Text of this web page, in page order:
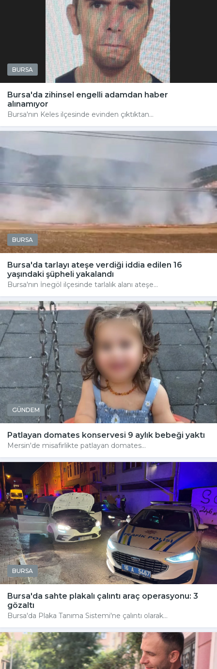
BURSA
Bursa'da zihinsel engelli adamdan haber
alınamıyor
Bursa'nın Keles ilçesinde evinden çıktıktan...
BURSA
Bursa'da tarlayı ateşe verdiği iddia edilen 16
yaşındaki şüpheli yakalandı
Bursa'nın İnegöl ilçesinde tarlalık alanı ateşe...
GÜNDEM
Patlayan domates konservesi 9 aylık bebeği yaktı
Mersin'de misafirlikte patlayan domates...
BURSA
Bursa'da sahte plakalı çalıntı araç operasyonu: 3
gözaltı
Bursa'da Plaka Tanıma Sistemi'ne çalıntı olarak...